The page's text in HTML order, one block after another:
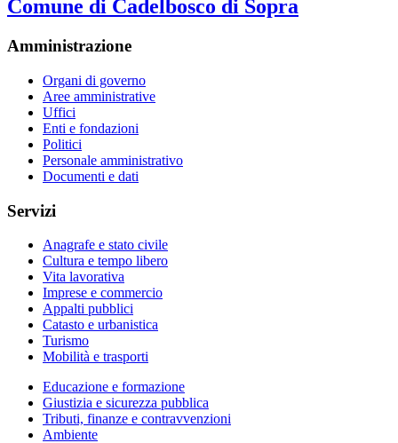
Comune di Cadelbosco di Sopra
Amministrazione
Organi di governo
Aree amministrative
Uffici
Enti e fondazioni
Politici
Personale amministrativo
Documenti e dati
Servizi
Anagrafe e stato civile
Cultura e tempo libero
Vita lavorativa
Imprese e commercio
Appalti pubblici
Catasto e urbanistica
Turismo
Mobilità e trasporti
Educazione e formazione
Giustizia e sicurezza pubblica
Tributi, finanze e contravvenzioni
Ambiente